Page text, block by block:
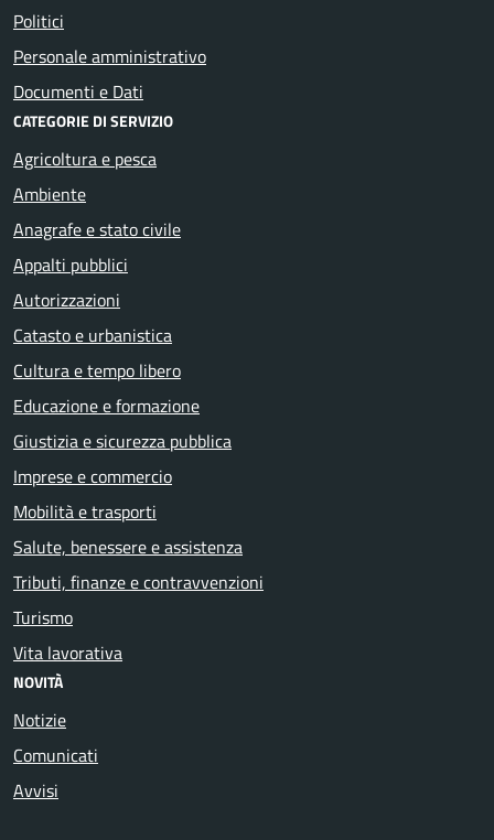
Politici
Personale amministrativo
Documenti e Dati
CATEGORIE DI SERVIZIO
Agricoltura e pesca
Ambiente
Anagrafe e stato civile
Appalti pubblici
Autorizzazioni
Catasto e urbanistica
Cultura e tempo libero
Educazione e formazione
Giustizia e sicurezza pubblica
Imprese e commercio
Mobilità e trasporti
Salute, benessere e assistenza
Tributi, finanze e contravvenzioni
Turismo
Vita lavorativa
NOVITÀ
Notizie
Comunicati
Avvisi